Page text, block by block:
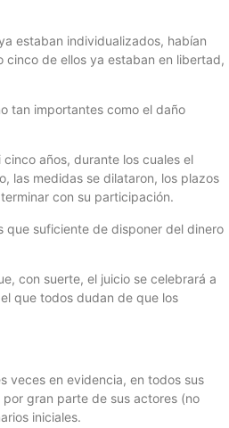
estaban individualizados, habían
de ellos ya estaban en libertad,
tan importantes como el daño
años, durante los cuales el
las medidas se dilataron, los plazos
con su participación.
que suficiente de disponer del dinero
con suerte, el juicio se celebrará a
que todos dudan de que los
veces en evidencia, en todos sus
gran parte de sus actores (no
iniciales.